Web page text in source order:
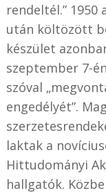
rendeltél.”
után költözött
készület
szeptember 7-
szóval
engedélyét”.
laktak a
Hittudományi
hallgatók.